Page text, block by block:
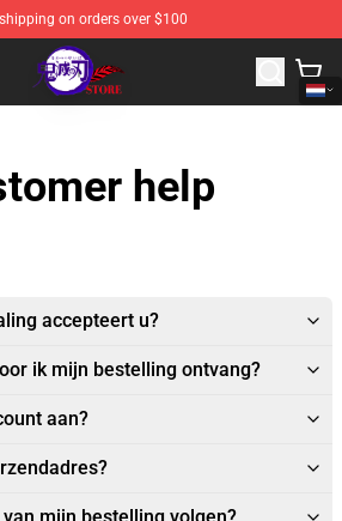
shipping on orders over $100
Store - Official Kimetsu no Yaiba
help
accepteert u?
ik mijn bestelling ontvang?
aan?